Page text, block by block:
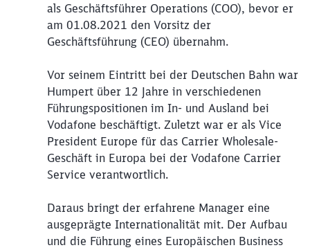
als Geschäftsführer Operations (COO), bevor er
am 01.08.2021 den Vorsitz der
Geschäftsführung (CEO) übernahm.
Vor seinem Eintritt bei der Deutschen Bahn war
Humpert über 12 Jahre in verschiedenen
Führungspositionen im In- und Ausland bei
Vodafone beschäftigt. Zuletzt war er als Vice
President Europe für das Carrier Wholesale-
Geschäft in Europa bei der Vodafone Carrier
Service verantwortlich.
Daraus bringt der erfahrene Manager eine
ausgeprägte Internationalität mit. Der Aufbau
und die Führung eines Europäischen Business